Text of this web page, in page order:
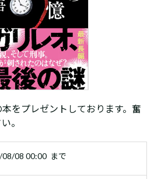
をプレゼントしております。奮
。
08/08 00:00 まで